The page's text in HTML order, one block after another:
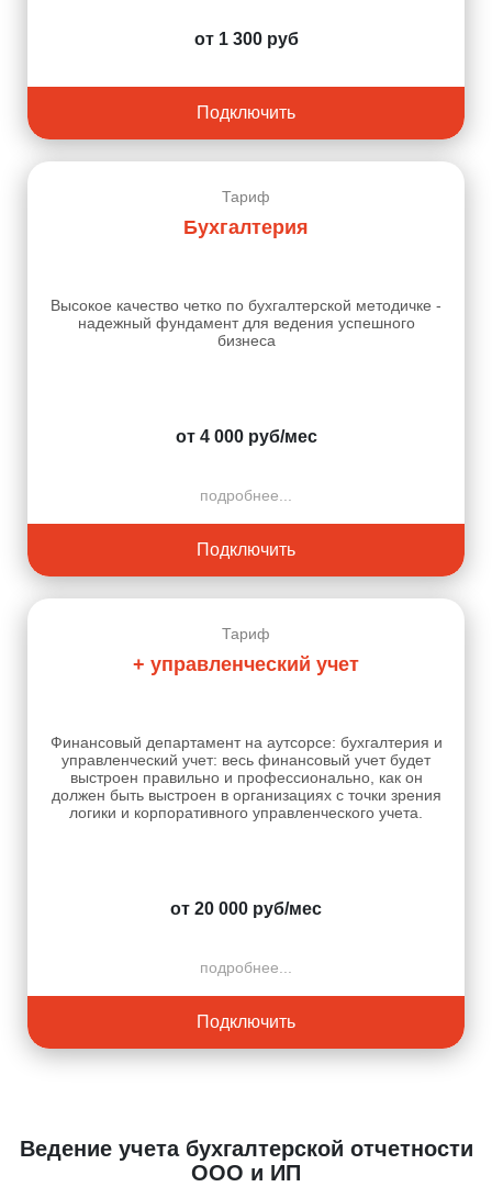
от 1 300 руб
Подключить
Тариф
Бухгалтерия
Высокое качество четко по бухгалтерской методичке -
надежный фундамент для ведения успешного
бизнеса
от 4 000 руб/мес
подробнее...
Подключить
Тариф
+ управленческий учет
Финансовый департамент на аутсорсе: бухгалтерия и
управленческий учет: весь финансовый учет будет
выстроен правильно и профессионально, как он
должен быть выстроен в организациях с точки зрения
логики и корпоративного управленческого учета.
от 20 000 руб/мес
подробнее...
Подключить
Ведение учета бухгалтерской отчетности
ООО и ИП